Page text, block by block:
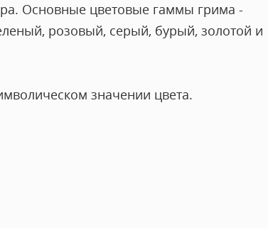
Основные цветовые гаммы грима -
розовый, серый, бурый, золотой и
значении цвета.